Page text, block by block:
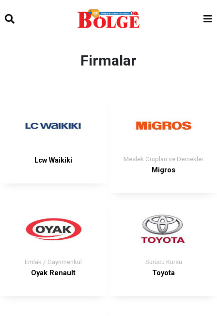
Firmalar
Lcw Waikiki Meslek Grupları ve Dernekler
Migros
Emlak / Gayrimenkul
Oyak Renault
Sürücü Kursu
Toyota